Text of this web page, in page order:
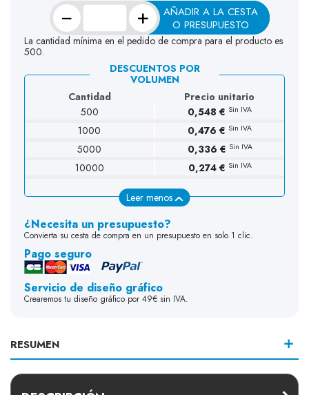
− +
AÑADIR A LA CESTA
O PRESUPUESTO
La cantidad mínima en el pedido de compra para el producto es
500.
DESCUENTOS POR
VOLUMEN
Cantidad
Precio unitario
500
0,548 € Sin IVA
1000 0,476 € Sin IVA
5000 0,336 € Sin IVA
10000 0,274 € Sin IVA
Leer menos
¿Necesita un presupuesto?
Convierta su cesta de compra en un presupuesto en solo 1 clic.
Pago seguro
Servicio de diseño gráfico
Crearemos tu diseño gráfico por 49€ sin IVA.
RESUMEN